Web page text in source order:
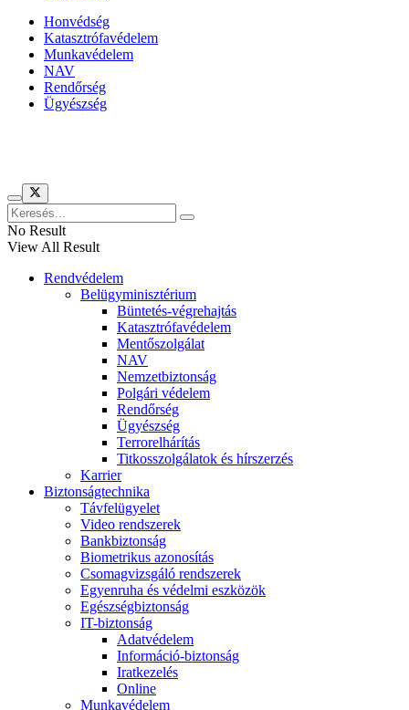
Honvédség
Katasztrófavédelem
Munkavédelem
NAV
Rendőrség
Ügyészség
No Result
View All Result
Rendvédelem
Belügyminisztérium
Büntetés-végrehajtás
Katasztrófavédelem
Mentőszolgálat
NAV
Nemzetbiztonság
Polgári védelem
Rendőrség
Ügyészség
Terrorelhárítás
Titkosszolgálatok és hírszerzés
Karrier
Biztonságtechnika
Távfelügyelet
Video rendszerek
Bankbiztonság
Biometrikus azonosítás
Csomagvizsgáló rendszerek
Egyenruha és védelmi eszközök
Egészségbiztonság
IT-biztonság
Adatvédelem
Információ-biztonság
Iratkezelés
Online
Munkavédelem